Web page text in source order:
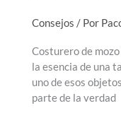
Consejos / Por
Costurero de
la esencia de una
uno de esos
parte de la verdad